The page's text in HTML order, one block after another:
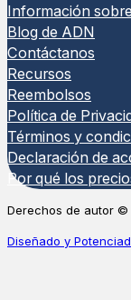
Información
Blog de ADN
Contáctanos
Recursos
Reembolsos
Política de
Términos y
Declaración de
Por qué los
Derechos de autor ©
Diseñado y